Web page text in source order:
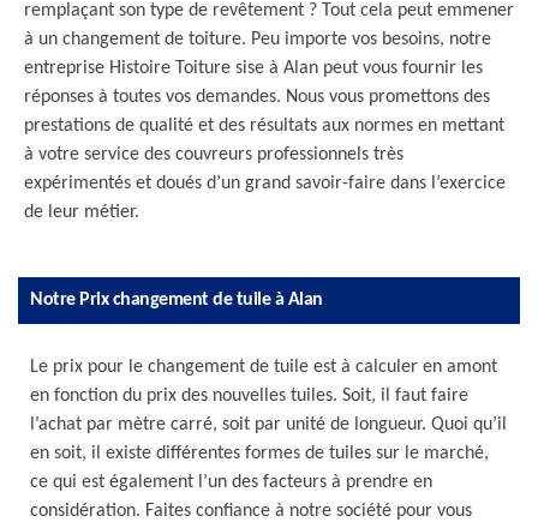
remplaçant son type de revêtement ? Tout cela peut emmener
à un changement de toiture. Peu importe vos besoins, notre
entreprise Histoire Toiture sise à Alan peut vous fournir les
réponses à toutes vos demandes. Nous vous promettons des
prestations de qualité et des résultats aux normes en mettant
à votre service des couvreurs professionnels très
expérimentés et doués d’un grand savoir-faire dans l’exercice
de leur métier.
Notre Prix changement de tuile à Alan
Le prix pour le changement de tuile est à calculer en amont
en fonction du prix des nouvelles tuiles. Soit, il faut faire
l’achat par mètre carré, soit par unité de longueur. Quoi qu’il
en soit, il existe différentes formes de tuiles sur le marché,
ce qui est également l’un des facteurs à prendre en
considération. Faites confiance à notre société pour vous